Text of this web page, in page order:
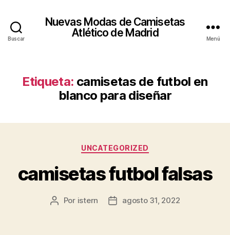
Buscar
Nuevas Modas de Camisetas
Atlético de Madrid
Menú
Etiqueta: camisetas de futbol en
blanco para diseñar
Categorías
UNCATEGORIZED
camisetas futbol falsas
Autor
Por istern
Fechaagosto 31, 2022